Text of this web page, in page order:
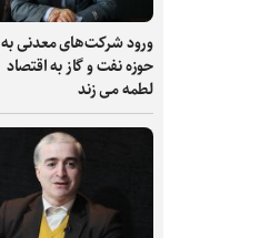
ورود شرکت‌های معدنی به
حوزه نفت و گاز به اقتصاد
لطمه می زند